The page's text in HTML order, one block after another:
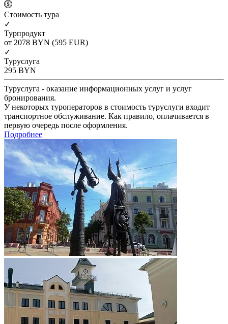
Cтоимость тура
✓
Турпродукт
от 2078 BYN (595 EUR)
✓
Туруслуга
295 BYN
Туруслуга - оказание информационных услуг и услуг
бронирования.
У некоторых туроператоров в стоимость туруслуги входит
транспортное обслуживание. Как правило, оплачивается в
первую очередь после оформления.
Подробнее